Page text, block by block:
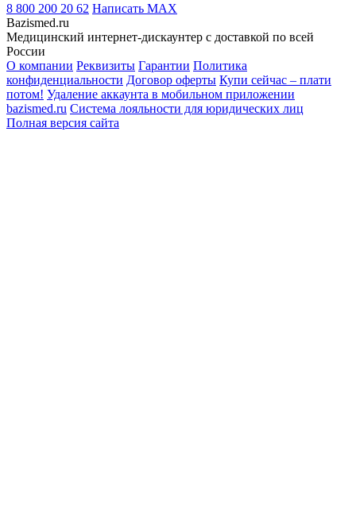
8 800 200 20 62 Написать MAX
Bazismed.ru
Медицинский интернет-дискаунтер с доставкой по всей
России
О компании Реквизиты Гарантии Политика
конфиденциальности Договор оферты Купи сейчас – плати
потом! Удаление аккаунта в мобильном приложении
bazismed.ru Система лояльности для юридических лиц
Полная версия сайта